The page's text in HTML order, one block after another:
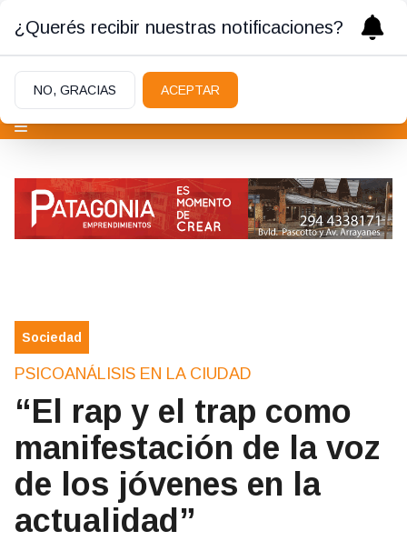
Sociedad
PSICOANÁLISIS EN LA CIUDAD
“El rap y el trap como
manifestación de la voz
de los jóvenes en la
actualidad”
¿Querés recibir nuestras notificaciones?
NO, GRACIAS ACEPTAR